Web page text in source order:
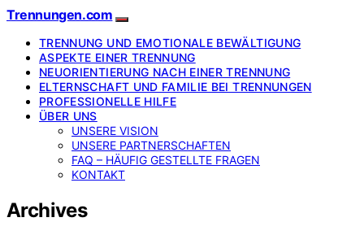
Trennungen.com
TRENNUNG UND EMOTIONALE BEWÄLTIGUNG
ASPEKTE EINER TRENNUNG
NEUORIENTIERUNG NACH EINER TRENNUNG
ELTERNSCHAFT UND FAMILIE BEI TRENNUNGEN
PROFESSIONELLE HILFE
ÜBER UNS
UNSERE VISION
UNSERE PARTNERSCHAFTEN
FAQ – HÄUFIG GESTELLTE FRAGEN
KONTAKT
Archives